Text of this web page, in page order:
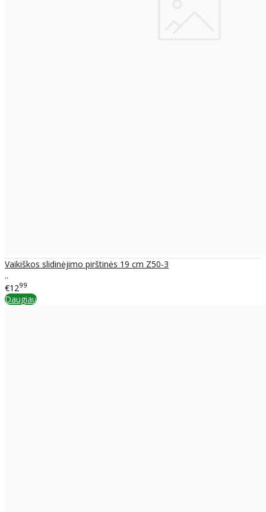
Vaikiškos slidinėjimo pirštinės 19 cm Z50-3
..
€1299
Daugiau